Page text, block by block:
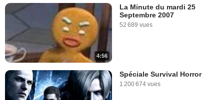
4:56
La Minute du mardi 25
Septembre 2007
52 689 vues
Spéciale Survival Horror
1 200 674 vues